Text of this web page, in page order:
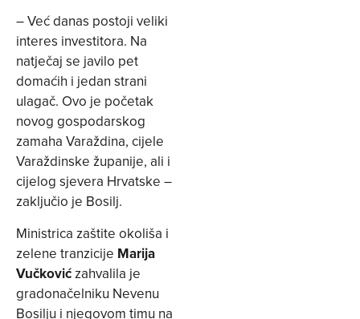
– Već danas postoji veliki
interes investitora. Na
natječaj se javilo pet
domaćih i jedan strani
ulagač. Ovo je početak
novog gospodarskog
zamaha Varaždina, cijele
Varaždinske županije, ali i
cijelog sjevera Hrvatske –
zaključio je Bosilj.
Ministrica zaštite okoliša i
zelene tranzicije Marija
Vučkovićzahvalila je
gradonačelniku Nevenu
Bosilju i njegovom timu na